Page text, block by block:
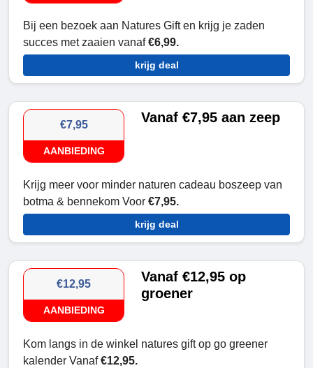
Bij een bezoek aan Natures Gift en krijg je zaden
succes met zaaien vanaf€6,99.
krijg deal
€7,95
AANBIEDING
Vanaf €7,95 aan zeep
Krijg meer voor minder naturen cadeau boszeep van
botma & bennekom Voor €7,95.
krijg deal
€12,95
AANBIEDING
Vanaf €12,95 op
groener
Kom langs in de winkel natures gift op go greener
kalender Vanaf€12,95.